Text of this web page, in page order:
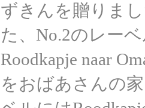
ずきんを贈りま
た、No.2のレー
Roodkapje naar
をおばあさんの